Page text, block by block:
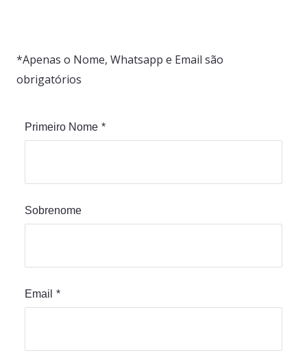
*Apenas o Nome, Whatsapp e Email são
obrigatórios
Primeiro Nome *
Sobrenome
Email *